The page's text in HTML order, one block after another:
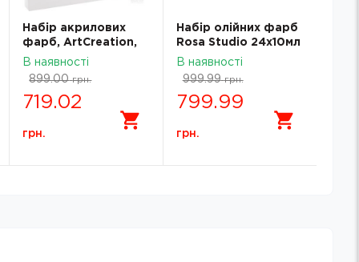
Набір акрилових
фарб, ArtCreation,
24*12 мл, Royal
В наявності
899.00 грн.
719.02
грн.
Набір олійних фарб
Rosa Studio 24х10мл
131011
В наявності
999.99 грн.
799.99
грн.